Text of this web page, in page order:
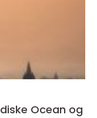
Ocean og